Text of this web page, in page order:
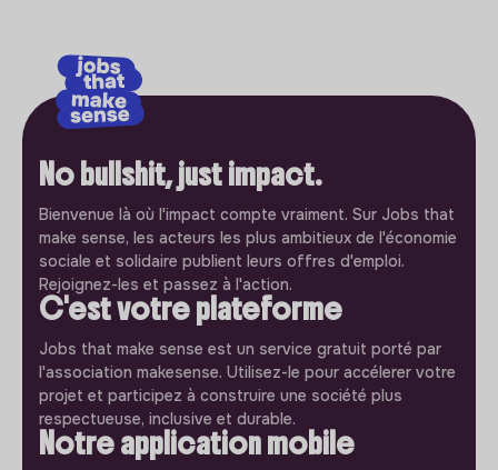
No bullshit, just impact.
Bienvenue là où l'impact compte vraiment. Sur Jobs that
make sense, les acteurs les plus ambitieux de l'économie
sociale et solidaire publient leurs offres d'emploi.
Rejoignez-les et passez à l'action.
C'est votre plateforme
Jobs that make sense est un service gratuit porté par
l'association makesense. Utilisez-le pour accélerer votre
projet et participez à construire une société plus
respectueuse, inclusive et durable.
Notre application mobile